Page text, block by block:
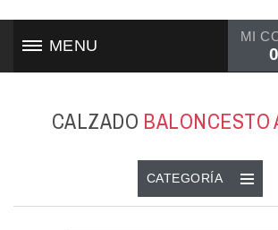
MI
0
MENU
CALZADO BALONCESTO
CATEGORÍA